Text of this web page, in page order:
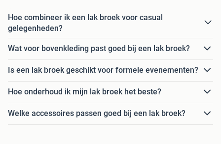
Hoe combineer ik een lak broek voor casual
gelegenheden?
Wat voor bovenkleding past goed bij een lak broek?
Is een lak broek geschikt voor formele evenementen?
Hoe onderhoud ik mijn lak broek het beste?
Welke accessoires passen goed bij een lak broek?